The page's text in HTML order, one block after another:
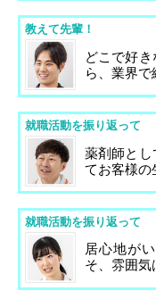
教えて先輩！
どこで好
ら、業界
就職活動を振り返って
薬剤師とし
てお客様の
就職活動を振り返って
居心地が
そ、雰囲気